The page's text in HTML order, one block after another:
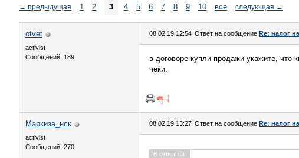
← предыдущая 1 2 3 4 5 6 7 8 9 10 все следующая →
otvet
activist
Сообщений: 189
08.02.19 12:54 Ответ на сообщение Re: налог
в договоре купли-продажи укажите, что
чеки.
Маркиза_нск
activist
Сообщений: 270
08.02.19 13:27 Ответ на сообщение Re: налог
В ответ на: